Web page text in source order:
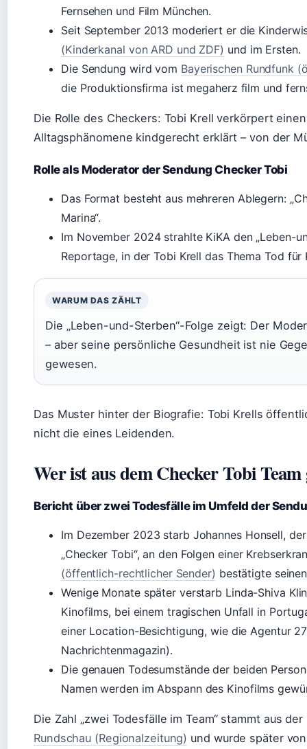
Fernsehen und Film München.
Seit September 2013 moderiert er die
(Kinderkanal von ARD und ZDF) und im Ersten.
Die Sendung wird vom Bayerischen Rundfunk
die Produktionsfirma ist megaherz film und
Die Rolle des Checkers: Tobi Krell verkörpert
Alltagsphänomene kindgerecht erklärt – von der
Rolle als Moderator der Sendung Checker Tobi
Das Format besteht aus mehreren Ablegern:
Marina“.
Im November 2024 strahlte KiKA den „Leben-
Reportage, in der Tobi Krell das Thema Tod
WARUM DAS ZÄHLT
Die „Leben-und-Sterben“-Folge zeigt: Der
– aber seine persönliche Gesundheit ist nie
gewesen.
Das Muster hinter der Biografie: Tobi Krells
nicht die eines Leidenden.
Wer ist aus dem Checker Tobi Team
Bericht über zwei Todesfälle im Umfeld der
Im Dezember 2023 starb Johannes Honsell,
„Checker Tobi“, an den Folgen einer
(öffentlich-rechtlicher Sender) bestätigte
Wenige Monate später verstarb Linda-Shiva
Kinofilms, bei einem tragischen Unfall in
einer Location-Besichtigung, wie die Agentur
Nachrichtenmagazin).
Die genauen Todesumstände der beiden
Namen werden im Abspann des Kinofilms
Die Zahl „zwei Todesfälle im Team“ stammt aus
Rundschau (Regionalzeitung) und wurde später